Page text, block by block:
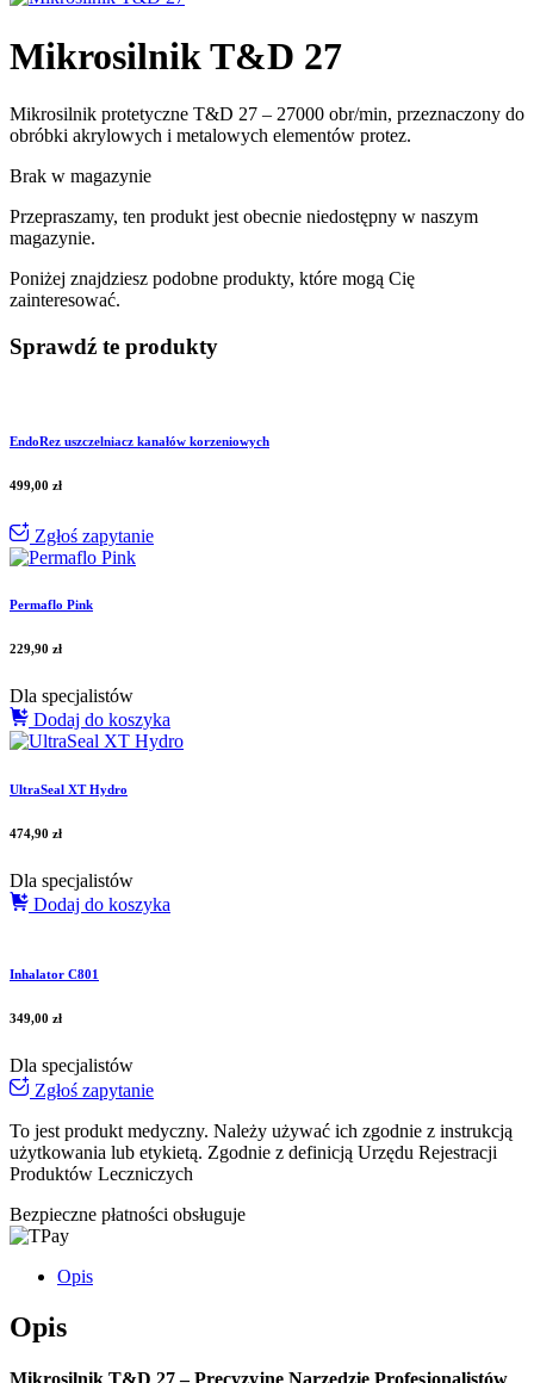
Mikrosilnik T&D 27
Mikrosilnik protetyczne T&D 27 – 27000 obr/min, przeznaczony do
obróbki akrylowych i metalowych elementów protez.
Brak w magazynie
Przepraszamy, ten produkt jest obecnie niedostępny w naszym
magazynie.
Poniżej znajdziesz podobne produkty, które mogą Cię
zainteresować.
Sprawdź te produkty
EndoRez uszczelniacz kanałów korzeniowych
499,00 zł
Zgłoś zapytanie
Permaflo Pink
229,90 zł
Dla specjalistów
Dodaj do koszyka
UltraSeal XT Hydro
474,90 zł
Dla specjalistów
Dodaj do koszyka
Inhalator C801
349,00 zł
Dla specjalistów
Zgłoś zapytanie
To jest produkt medyczny. Należy używać ich zgodnie z instrukcją
użytkowania lub etykietą. Zgodnie z definicją Urzędu Rejestracji
Produktów Leczniczych
Bezpieczne płatności obsługuje
Opis
Opis